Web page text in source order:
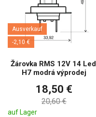
Ausverkauf
-2,10 €
Žárovka RMS 12V 14
H7 modrá výprodej
18,50 €
20,60 €
auf Lager